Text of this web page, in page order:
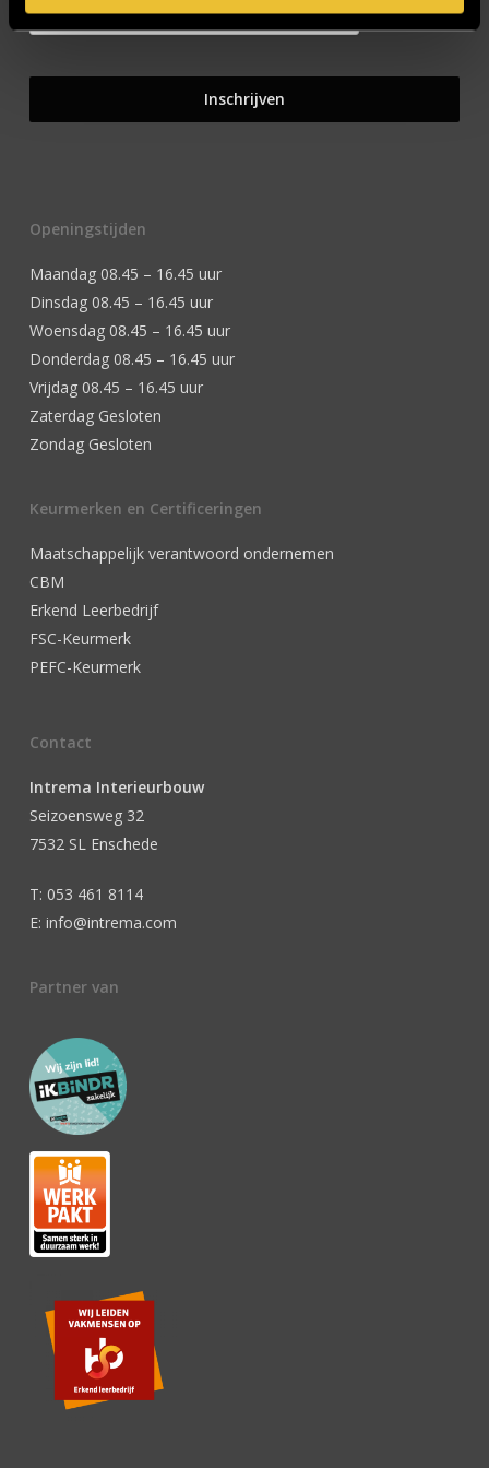
Openingstijden
Maandag 08.45 – 16.45 uur
Dinsdag 08.45 – 16.45 uur
Woensdag 08.45 – 16.45 uur
Donderdag 08.45 – 16.45 uur
Vrijdag 08.45 – 16.45 uur
Zaterdag Gesloten
Zondag Gesloten
Keurmerken en Certificeringen
Maatschappelijk verantwoord ondernemen
CBM
Erkend Leerbedrijf
FSC-Keurmerk
PEFC-Keurmerk
Contact
Intrema Interieurbouw
Seizoensweg 32
7532 SL Enschede
T: 053 461 8114
E: info@intrema.com
Partner van